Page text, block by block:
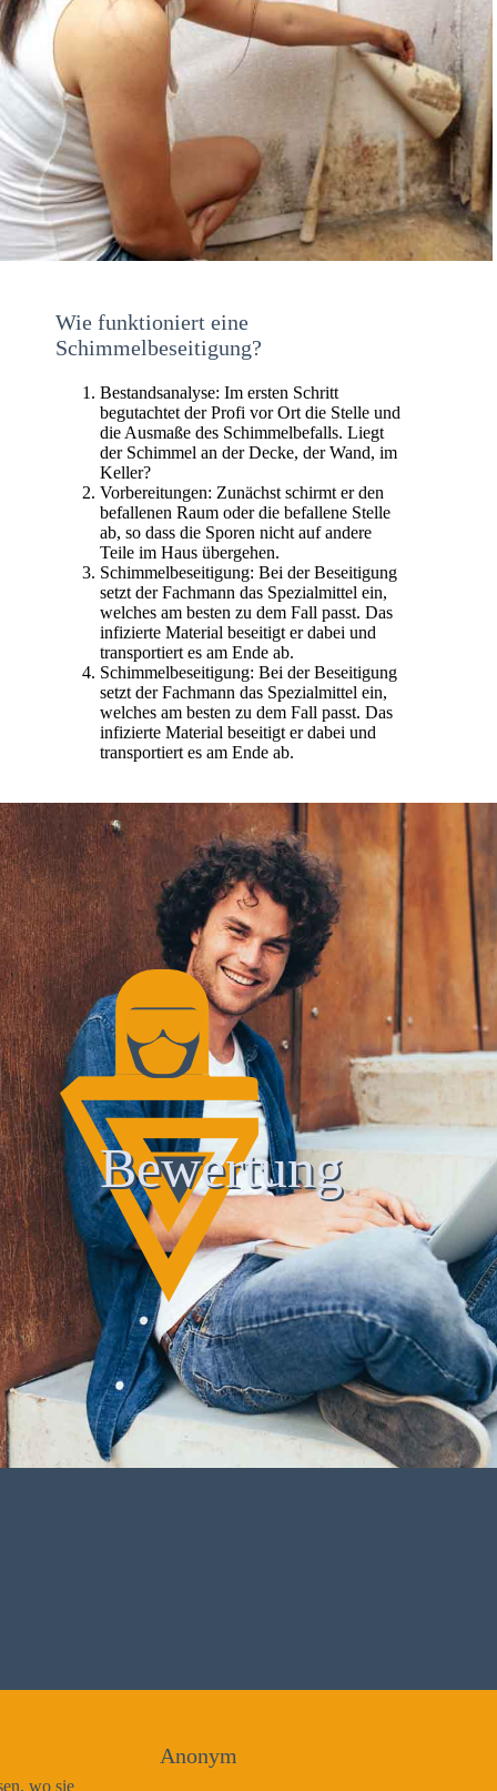
Wie funktioniert eine
Schimmelbeseitigung?
Bestandsanalyse: Im ersten Schritt
begutachtet der Profi vor Ort die Stelle und
die Ausmaße des Schimmelbefalls. Liegt
der Schimmel an der Decke, der Wand, im
Keller?
Vorbereitungen: Zunächst schirmt er den
befallenen Raum oder die befallene Stelle
ab, so dass die Sporen nicht auf andere
Teile im Haus übergehen.
Schimmelbeseitigung: Bei der Beseitigung
setzt der Fachmann das Spezialmittel ein,
welches am besten zu dem Fall passt. Das
infizierte Material beseitigt er dabei und
transportiert es am Ende ab.
Schimmelbeseitigung: Bei der Beseitigung
setzt der Fachmann das Spezialmittel ein,
welches am besten zu dem Fall passt. Das
infizierte Material beseitigt er dabei und
transportiert es am Ende ab.
Bewertung